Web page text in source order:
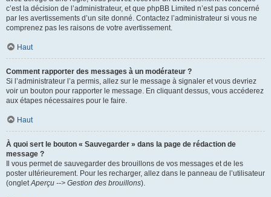
c’est la décision de l’administrateur, et que phpBB Limited n’est pas concerné
par les avertissements d’un site donné. Contactez l’administrateur si vous ne
comprenez pas les raisons de votre avertissement.
Haut
Comment rapporter des messages à un modérateur ?
Si l’administrateur l’a permis, allez sur le message à signaler et vous devriez
voir un bouton pour rapporter le message. En cliquant dessus, vous accéderez
aux étapes nécessaires pour le faire.
Haut
À quoi sert le bouton « Sauvegarder » dans la page de rédaction de
message ?
Il vous permet de sauvegarder des brouillons de vos messages et de les
poster ultérieurement. Pour les recharger, allez dans le panneau de l’utilisateur
(ongletAperçu --> Gestion des brouillons).